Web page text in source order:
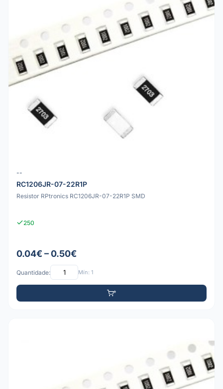
--
RC1206JR-07-22R1P
Resistor RPtronics RC1206JR-07-22R1P SMD
250
0.04€ – 0.50€
Quantidade: Mín: 1